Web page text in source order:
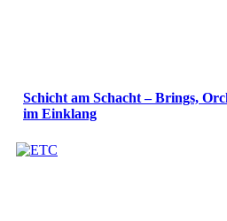
Schicht am Schacht – Brings,
im Einklang